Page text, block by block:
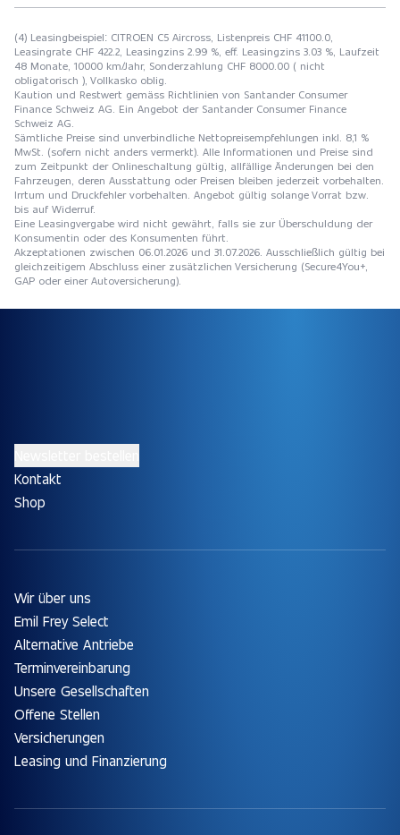
(4) Leasingbeispiel: CITROEN C5 Aircross, Listenpreis CHF 41100.0,
Leasingrate CHF 422.2, Leasingzins 2.99 %, eff. Leasingzins 3.03 %, Laufzeit
48 Monate, 10000 km/Jahr, Sonderzahlung CHF 8000.00 ( nicht
obligatorisch ), Vollkasko oblig.
Kaution und Restwert gemäss Richtlinien von Santander Consumer
Finance Schweiz AG. Ein Angebot der Santander Consumer Finance
Schweiz AG.
Sämtliche Preise sind unverbindliche Nettopreisempfehlungen inkl. 8,1 %
MwSt. (sofern nicht anders vermerkt). Alle Informationen und Preise sind
zum Zeitpunkt der Onlineschaltung gültig, allfällige Änderungen bei den
Fahrzeugen, deren Ausstattung oder Preisen bleiben jederzeit vorbehalten.
Irrtum und Druckfehler vorbehalten. Angebot gültig solange Vorrat bzw.
bis auf Widerruf.
Eine Leasingvergabe wird nicht gewährt, falls sie zur Überschuldung der
Konsumentin oder des Konsumenten führt.
Akzeptationen zwischen 06.01.2026 und 31.07.2026. Ausschließlich gültig bei
gleichzeitigem Abschluss einer zusätzlichen Versicherung (Secure4You+,
GAP oder einer Autoversicherung).
Kontakt
Shop
Wir über uns
Emil Frey Select
Alternative Antriebe
Terminvereinbarung
Unsere Gesellschaften
Offene Stellen
Versicherungen
Leasing und Finanzierung